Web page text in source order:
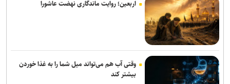
عالمی دستیار الهامی در پیکان شد
خانلرخانی: پاداش تکواندوکاران با تلاشی می‌کنند همخوانی ندارد/ سلیمی:
کار اصلی من برای ناگویا از دو تورنمنت بعد آغاز می‌شود/ برخورداری: قانون
سرباز قهرمان کمک خوبی است+فیلم
اربعین؛ روایت ماندگاری نهضت عاشورا
وقتی آب هم می‌تواند میل شما را به غذا خوردن
بیشتر کند